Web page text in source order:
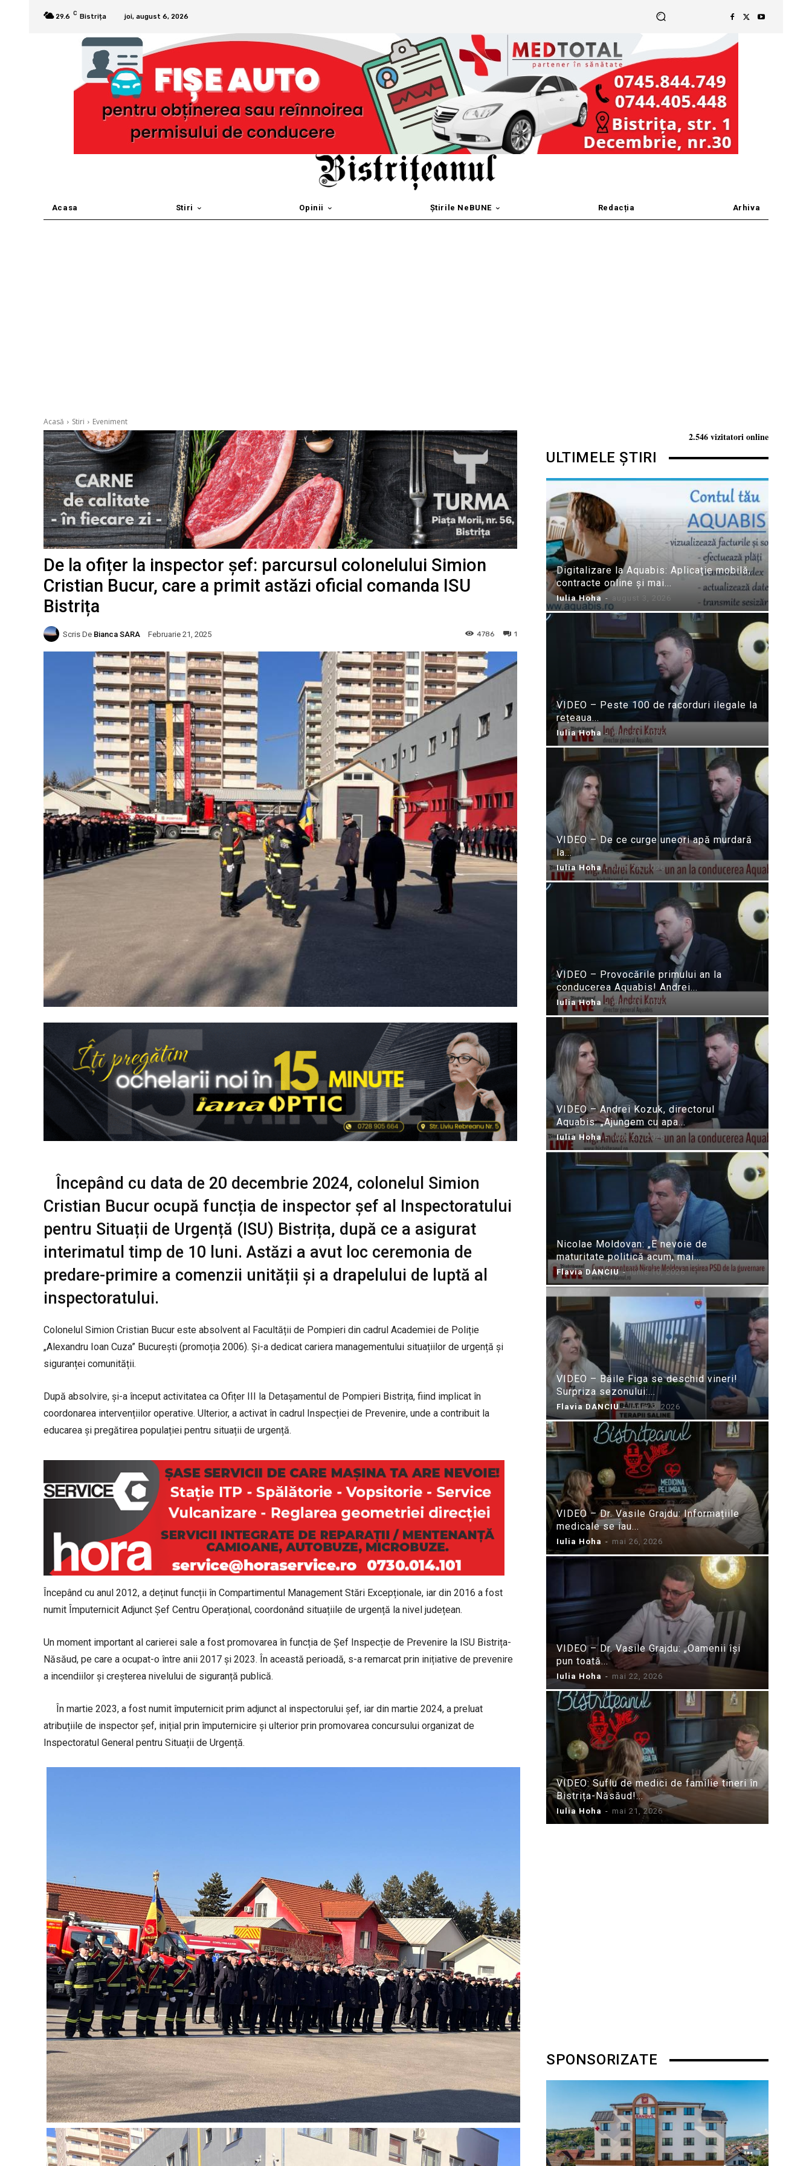
29.6 C Bistrița joi, august 6, 2026
Acasa Stiri Opinii Știrile NeBUNE Redacția Arhiva
Acasă Stiri Eveniment
De la ofițer la inspector șef: parcursul colonelului Simion
Cristian Bucur, care a primit astăzi oficial comanda ISU
Bistrița
Scris De Bianca SARA Februarie 21, 2025 1
4786
Începând cu data de 20 decembrie 2024, colonelul Simion
Cristian Bucur ocupă funcția de inspector șef al Inspectoratului
pentru Situații de Urgență (ISU) Bistrița, după ce a asigurat
interimatul timp de 10 luni. Astăzi a avut loc ceremonia de
predare-primire a comenzii unității și a drapelului de luptă al
inspectoratului.
Colonelul Simion Cristian Bucur este absolvent al Facultății de Pompieri din cadrul Academiei de Poliție
„Alexandru Ioan Cuza” București (promoția 2006). Și-a dedicat cariera managementului situațiilor de urgență și
siguranței comunității.
După absolvire, și-a început activitatea ca Ofițer III la Detașamentul de Pompieri Bistrița, fiind implicat în
coordonarea intervențiilor operative. Ulterior, a activat în cadrul Inspecției de Prevenire, unde a contribuit la
educarea și pregătirea populației pentru situații de urgență.
Începând cu anul 2012, a deținut funcții în Compartimentul Management Stări Excepționale, iar din 2016 a fost
numit Împuternicit Adjunct Șef Centru Operațional, coordonând situațiile de urgență la nivel județean.
Un moment important al carierei sale a fost promovarea în funcția de Șef Inspecție de Prevenire la ISU Bistrița-
Năsăud, pe care a ocupat-o între anii 2017 și 2023. În această perioadă, s-a remarcat prin inițiative de prevenire
a incendiilor și creșterea nivelului de siguranță publică.
În martie 2023, a fost numit împuternicit prim adjunct al inspectorului șef, iar din martie 2024, a preluat
atribuțiile de inspector șef, inițial prin împuternicire și ulterior prin promovarea concursului organizat de
Inspectoratul General pentru Situații de Urgență.
2.546 vizitatori online
ULTIMELE ȘTIRI
Digitalizare la Aquabis: Aplicație mobilă,
contracte online și mai...
Iulia Hoha - august 3, 2026
VIDEO – Peste 100 de racorduri ilegale la
rețeaua...
Iulia Hoha - iulie 31, 2026
VIDEO – De ce curge uneori apă murdară
la...
Iulia Hoha - iulie 24, 2026
VIDEO – Provocările primului an la
conducerea Aquabis! Andrei...
Iulia Hoha - iulie 21, 2026
VIDEO – Andrei Kozuk, directorul
Aquabis: „Ajungem cu apa...
Iulia Hoha - iulie 21, 2026
Nicolae Moldovan: „E nevoie de
maturitate politică acum, mai...
Flavia DANCIU - iunie 10, 2026
VIDEO – Băile Figa se deschid vineri!
Surpriza sezonului:...
Flavia DANCIU - iunie 9, 2026
VIDEO – Dr. Vasile Grajdu: Informațiile
medicale se iau...
Iulia Hoha - mai 26, 2026
VIDEO – Dr. Vasile Grajdu: „Oamenii își
pun toată...
Iulia Hoha - mai 22, 2026
VIDEO: Suflu de medici de familie tineri în
Bistrița-Năsăud!...
Iulia Hoha - mai 21, 2026
SPONSORIZATE